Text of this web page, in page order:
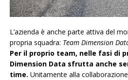
L’azienda è anche parte attiva del
propria squadra: Team Dimension
Per il proprio team, nelle fasi di
Dimension Data sfrutta anche
time. Unitamente alla